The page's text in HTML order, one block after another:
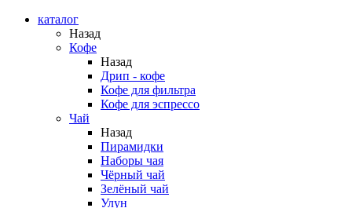
каталог
Назад
Кофе
Назад
Дрип - кофе
Кофе для фильтра
Кофе для эспрессо
Чай
Назад
Пирамидки
Наборы чая
Чёрный чай
Зелёный чай
Улун